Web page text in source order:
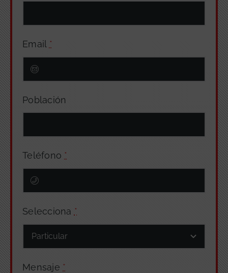
Email *
Población
Teléfono *
Selecciona *
Mensaje *